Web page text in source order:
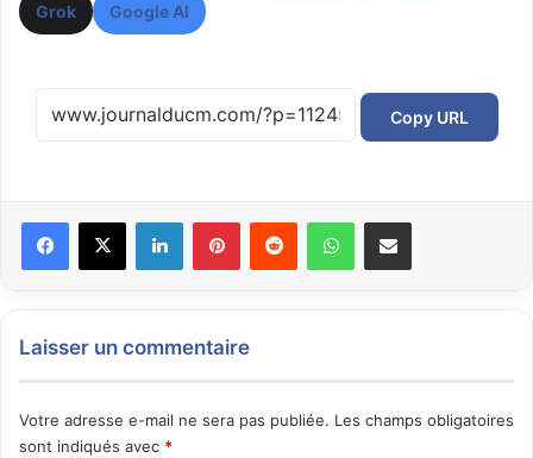
Grok Google AI
Copy URL
Laisser un commentaire
Votre adresse e-mail ne sera pas publiée. Les champs obligatoires
sont indiqués avec *